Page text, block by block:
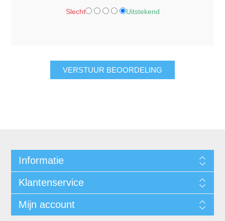
Slecht Uitstekend
Informatie
Klantenservice
Mijn account